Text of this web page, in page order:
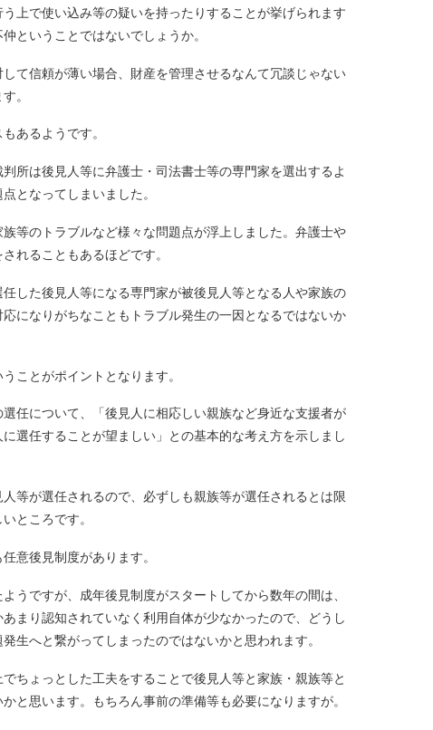
上で使い込み等の疑いを持ったりすることが挙げられます
ということではないでしょうか。
て信頼が薄い場合、財産を管理させるなんて冗談じゃない
。
あるようです。
所は後見人等に弁護士・司法書士等の専門家を選出するよ
となってしまいました。
等のトラブルなど様々な問題点が浮上しました。弁護士や
れることもあるほどです。
した後見人等になる専門家が被後見人等となる人や家族の
になりがちなこともトラブル発生の一因となるではないか
ことがポイントとなります。
任について、「後見人に相応しい親族など身近な支援者が
選任することが望ましい」との基本的な考え方を示しまし
等が選任されるので、必ずしも親族等が選任されるとは限
ところです。
意後見制度があります。
うですが、成年後見制度がスタートしてから数年の間は、
まり認知されていなく利用自体が少なかったので、どうし
生へと繋がってしまったのではないかと思われます。
ちょっとした工夫をすることで後見人等と家族・親族等と
と思います。もちろん事前の準備等も必要になりますが。